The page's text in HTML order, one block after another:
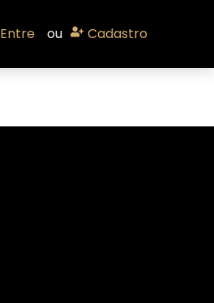
Entre ou Cadastro